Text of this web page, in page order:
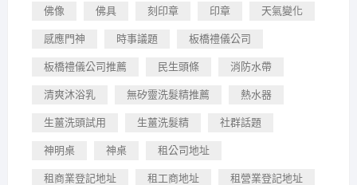
佛像 佛具 刻印章 印章 天氣變化
感應門神 時事議題 板橋禮儀公司
板橋禮儀公司推薦 民生頭條 消防水帶
清爽沐浴乳 無矽靈洗髮精推薦 熱水器
生薑洗頭試用 生薑洗髮精 社群話題
神明桌 神桌 租公司地址
租商業登記地址 租工商地址 租營業登記地址